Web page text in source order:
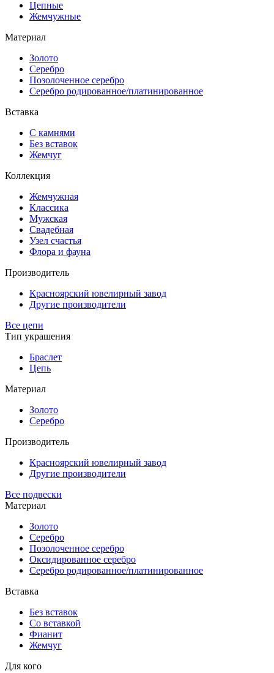
Цепные
Жемчужные
Материал
Золото
Серебро
Позолоченное серебро
Серебро родированное/платинированное
Вставка
С камнями
Без вставок
Жемчуг
Коллекция
Жемчужная
Классика
Мужская
Свадебная
Узел счастья
Флора и фауна
Производитель
Красноярский ювелирный завод
Другие производители
Все цепи
Тип украшения
Браслет
Цепь
Материал
Золото
Серебро
Производитель
Красноярский ювелирный завод
Другие производители
Все подвески
Материал
Золото
Серебро
Позолоченное серебро
Оксидированное серебро
Серебро родированное/платинированное
Вставка
Без вставок
Со вставкой
Фианит
Жемчуг
Для кого